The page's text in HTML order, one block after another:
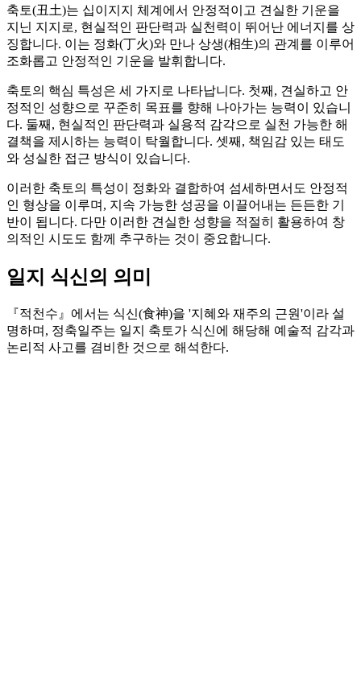
축토(丑土)는 십이지지 체계에서 안정적이고 견실한 기운을
지닌 지지로, 현실적인 판단력과 실천력이 뛰어난 에너지를 상
징합니다. 이는 정화(丁火)와 만나 상생(相生)의 관계를 이루어
조화롭고 안정적인 기운을 발휘합니다.
축토의 핵심 특성은 세 가지로 나타납니다. 첫째, 견실하고 안
정적인 성향으로 꾸준히 목표를 향해 나아가는 능력이 있습니
다. 둘째, 현실적인 판단력과 실용적 감각으로 실천 가능한 해
결책을 제시하는 능력이 탁월합니다. 셋째, 책임감 있는 태도
와 성실한 접근 방식이 있습니다.
이러한 축토의 특성이 정화와 결합하여 섬세하면서도 안정적
인 형상을 이루며, 지속 가능한 성공을 이끌어내는 든든한 기
반이 됩니다. 다만 이러한 견실한 성향을 적절히 활용하여 창
의적인 시도도 함께 추구하는 것이 중요합니다.
일지 식신의 의미
『적천수』에서는 식신(食神)을 '지혜와 재주의 근원'이라 설
명하며, 정축일주는 일지 축토가 식신에 해당해 예술적 감각과
논리적 사고를 겸비한 것으로 해석한다.